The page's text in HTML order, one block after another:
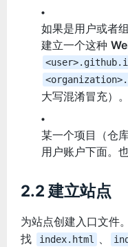
如果是用户或者
建立一个这种
大写混淆冒充）。
某一个项目（仓
用户账户下面。
2.2 建立站点
为站点创建入口文件。
找
index.html 、